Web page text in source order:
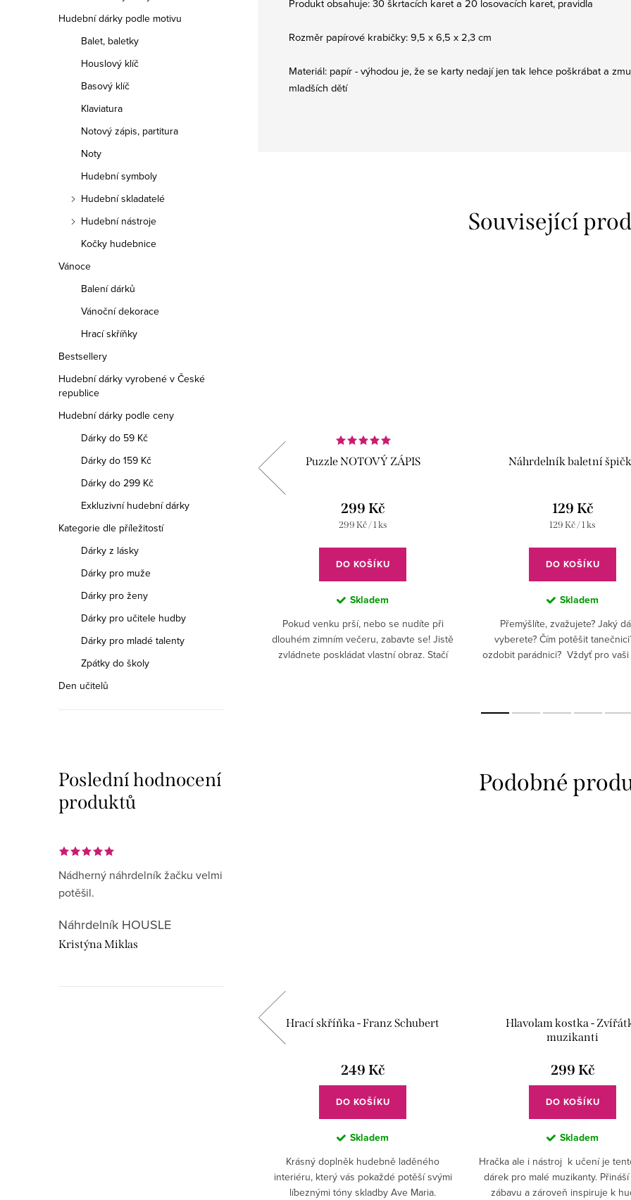
Hudební dárky podle motivu
Balet, baletky
Houslový klíč
Basový klíč
Klaviatura
Notový zápis, partitura
Noty
Hudební symboly
Hudební skladatelé
Hudební nástroje
Kočky hudebnice
Vánoce
Balení dárků
Vánoční dekorace
Hrací skříňky
Bestsellery
Hudební dárky vyrobené v České
republice
Hudební dárky podle ceny
Dárky do 59 Kč
Dárky do 159 Kč
Dárky do 299 Kč
Exkluzivní hudební dárky
Kategorie dle příležitostí
Dárky z lásky
Dárky pro muže
Dárky pro ženy
Dárky pro učitele hudby
Dárky pro mladé talenty
Zpátky do školy
Den učitelů
Poslední hodnocení
produktů
Nádherný náhrdelník žačku velmi
potěšil.
Náhrdelník HOUSLE
Kristýna Miklas
Hudebnikum.cz
Produkt obsahuje: 30 škrtacích karet a 20 losovacích karet, pravidla
Rozměr papírové krabičky: 9,5 x 6,5 x 2,3 cm
Materiál: papír - výhodou je, že se karty nedají jen tak lehce poškrábat a
mladších dětí
Související
Náušnice BALET
59 Kč
Měrná
59 Kč / 1 ks
Skladem
Nové náušnice? Jedině stylově! Vyzdobte
si uši náušnicemi, které vašemu okolí
Puzzle NOTOVÝ ZÁPIS
299 Kč
Měrná
299 Kč / 1 ks
DO KOŠÍKU
Skladem
Pokud venku prší, nebo se nudíte při
dlouhém zimním večeru, zabavte se! Jistě
zvládnete poskládat vlastní obraz. Stačí
Náhrdelník baletní
129 Kč
Měrná
129 Kč / 1 ks
DO KOŠÍKU
Skladem
Přemýšlíte, zvažujete? Jaký
vyberete? Čím potěšit
ozdobit parádnici? Vždyť pro vaši
Vyrobeno v ČR
Hrací skříňka - Franz Schubert
249 Kč
DO KOŠÍKU
Skladem
Krásný doplněk hudebně laděného
interiéru, který vás pokaždé potěší svými
líbeznými tóny skladby Ave Maria.
Hlavolam kostka -
muzikanti
299 Kč
DO KOŠÍKU
Skladem
Hračka ale i nástroj k učení je
dárek pro malé muzikanty.
zábavu a zároveň inspiruje k